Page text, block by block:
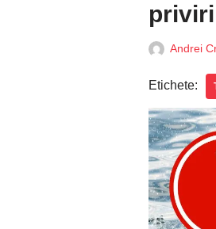
Andrei
Etichete: